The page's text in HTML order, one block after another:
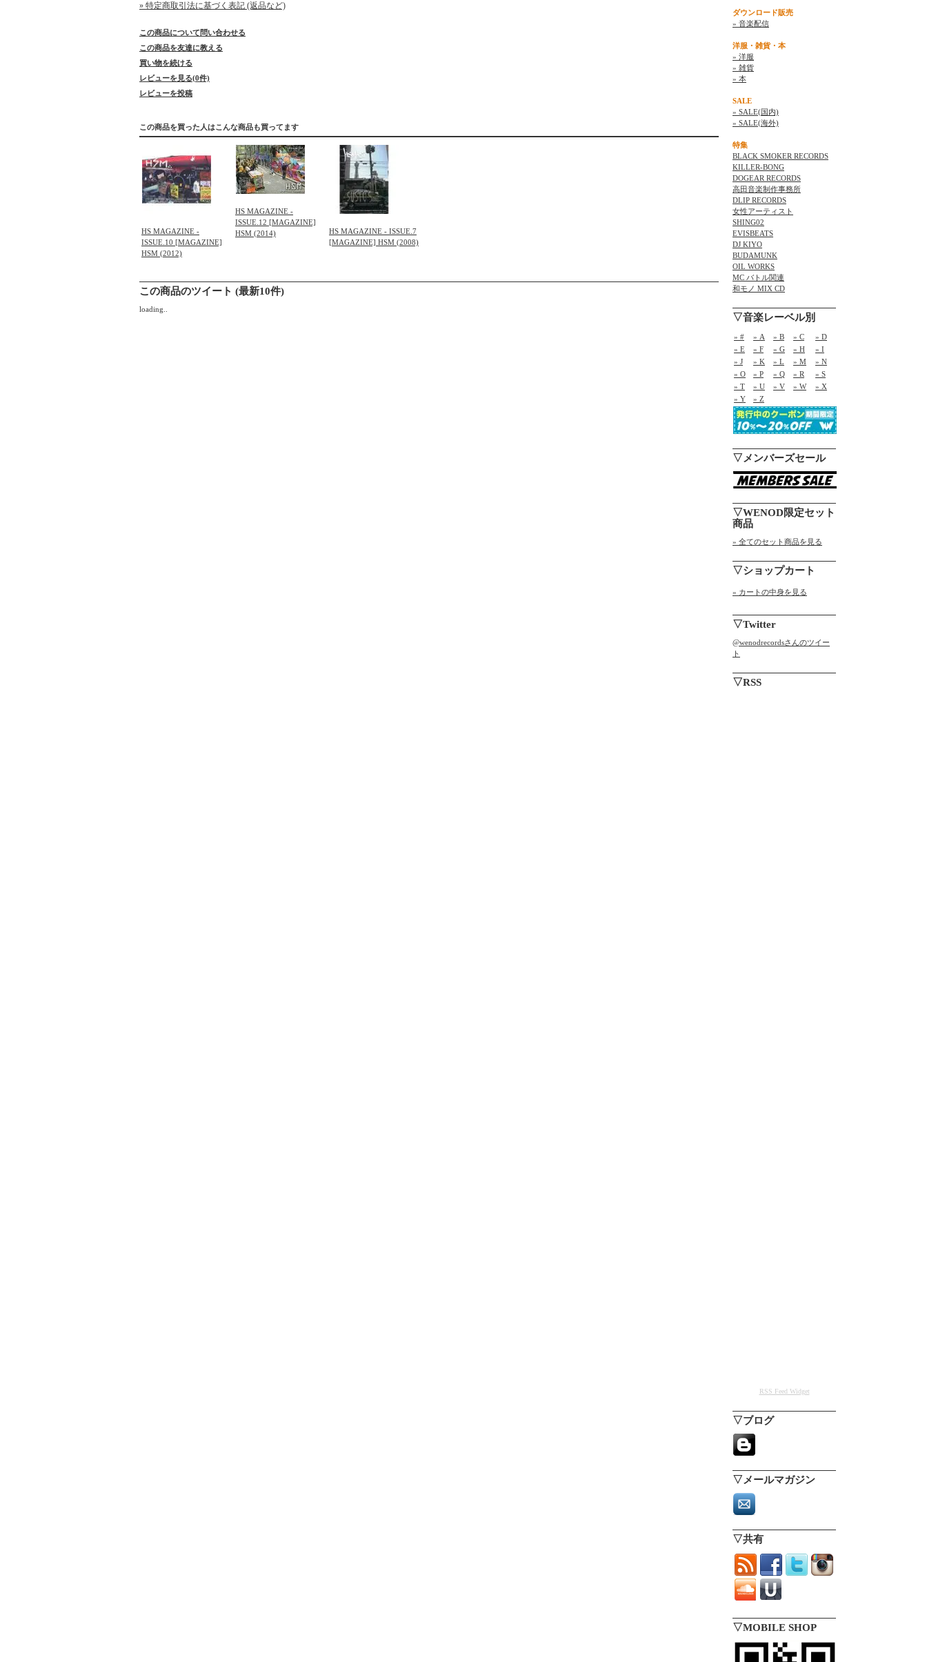
» 特定商取引法に基づく表記 (返品など)
この商品について問い合わせる
この商品を友達に教える
買い物を続ける
レビューを見る(0件)
レビューを投稿
この商品を買った人はこんな商品も買ってます
HS MAGAZINE -
ISSUE.10 [MAGAZINE]
HSM (2012)
HS MAGAZINE -
ISSUE.12 [MAGAZINE]
HSM (2014)
HS MAGAZINE - ISSUE.7
[MAGAZINE] HSM (2008)
この商品のツイート (最新10件)
loading..
ダウンロード販売
» 音楽配信
洋服・雑貨・本
» 洋服
» 雑貨
» 本
SALE
» SALE(国内)
» SALE(海外)
特集
BLACK SMOKER RECORDS
KILLER-BONG
DOGEAR RECORDS
高田音楽制作事務所
DLIP RECORDS
女性アーティスト
SHING02
EVISBEATS
DJ KIYO
BUDAMUNK
OIL WORKS
MC バトル関連
和モノ MIX CD
▽音楽レーベル別
» # » A » B » C
» D
» E
» F » G » H
» I
» J
» K » L » M
» N
» O
» P » Q » R
» S
» T
» U » V » W
» X
» Y
» Z
▽メンバーズセール
▽WENOD限定セット
商品
» 全てのセット商品を見る
▽ショップカート
» カートの中身を見る
▽Twitter
@wenodrecordsさんのツイー
ト
▽RSS
RSS Feed Widget
▽ブログ
▽メールマガジン
▽共有
▽MOBILE SHOP